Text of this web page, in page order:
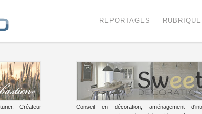
REPORTAGES
Créateur
Conseil en décoration, aménagement